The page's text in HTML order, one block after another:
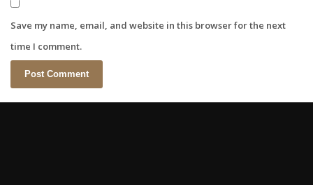
Save my name, email, and website in this browser for the next
time I comment.